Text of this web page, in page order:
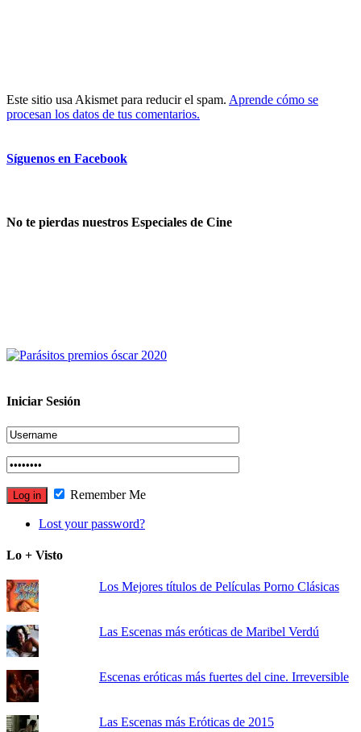
Este sitio usa Akismet para reducir el spam. Aprende cómo se
procesan los datos de tus comentarios.
Síguenos en Facebook
No te pierdas nuestros Especiales de Cine
Iniciar Sesión
Remember Me
Lost your password?
Lo + Visto
Los Mejores títulos de Películas Porno Clásicas
Las Escenas más eróticas de Maribel Verdú
Escenas eróticas más fuertes del cine. Irreversible
Las Escenas más Eróticas de 2015